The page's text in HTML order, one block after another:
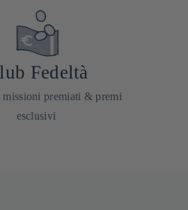
Fedeltà
missioni premiati & premi
esclusivi